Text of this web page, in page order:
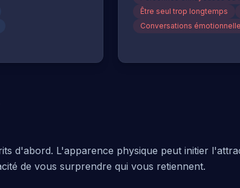
Être seul trop longtemps
Conversations
d'abord. L'apparence physique peut initier
de vous surprendre qui vous retiennent.